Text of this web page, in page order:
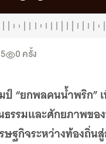
0 ครั้ง
“ยกพลคนน้ำพริก”
รมและศักยภาพขอ
ษฐกิจระหว่างท้องถิ่น